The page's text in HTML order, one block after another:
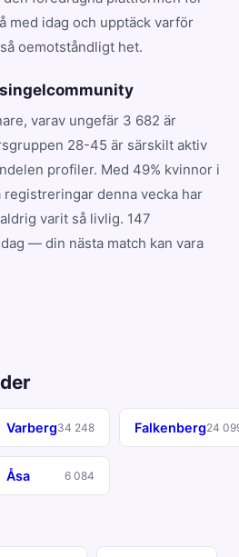
med idag och upptäck varför
oemotståndligt het.
varav ungefär 3 682 är
28-45 är särskilt aktiv
profiler. Med 49% kvinnor i
registreringar denna vecka har
varit så livlig. 147
— din nästa match kan vara
Varberg34 248 Falkenberg24
Åsa 6 084